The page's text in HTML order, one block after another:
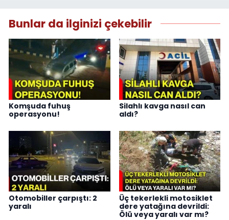
Bunlar da ilginizi çekebilir
Komşuda fuhuş
operasyonu!
Silahlı kavga nasıl can
aldı?
Otomobiller çarpıştı: 2
yaralı
Üç tekerlekli motosiklet
dere yatağına devrildi:
Ölü veya yaralı var mı?